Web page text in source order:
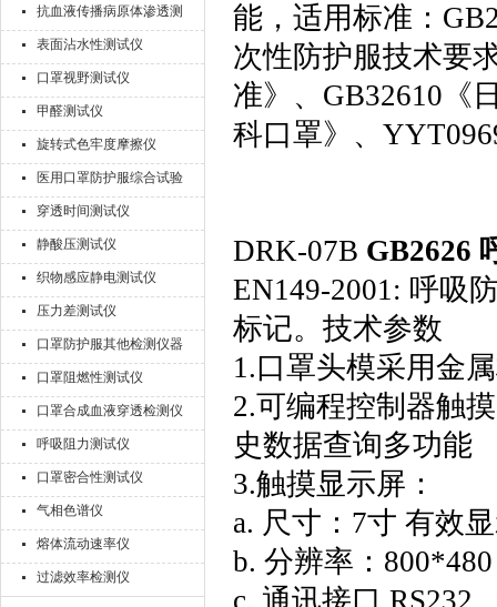
抗血液传播病原体渗透测
试仪
表面沾水性测试仪
口罩视野测试仪
甲醛测试仪
旋转式色牢度摩擦仪
医用口罩防护服综合试验
机
穿透时间测试仪
静酸压测试仪
织物感应静电测试仪
压力差测试仪
口罩防护服其他检测仪器
口罩阻燃性测试仪
口罩合成血液穿透检测仪
呼吸阻力测试仪
口罩密合性测试仪
气相色谱仪
熔体流动速率仪
过滤效率检测仪
能，适用标准：
次性防护服技术要
准》、GB32610《
科口罩》、
DRK-07B GB2626
EN149-2001: 呼吸
标记。技术参数
1.口罩头模采用金
2.可编程控制器触
史数据查询多功能
3.触摸显示屏：
a. 尺寸：7寸 有效
b. 分辨率：800*480
c. 通讯接口 RS232